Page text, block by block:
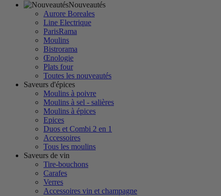
Nouveautés
Aurore Boreales
Line Electrique
ParisRama
Moulins
Bistrorama
Œnologie
Plats four
Toutes les nouveautés
Saveurs d'épices
Moulins à poivre
Moulins à sel - salières
Moulins à épices
Epices
Duos et Combi 2 en 1
Accessoires
Tous les moulins
Saveurs de vin
Tire-bouchons
Carafes
Verres
Accessoires vin et champagne